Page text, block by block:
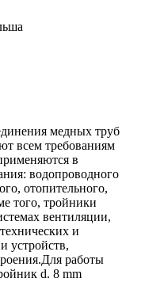
медных труб
всем требованиям
в
водопроводного
отопительного,
того, тройники
вентиляции,
и
устройств,
работы
d. 8 mm